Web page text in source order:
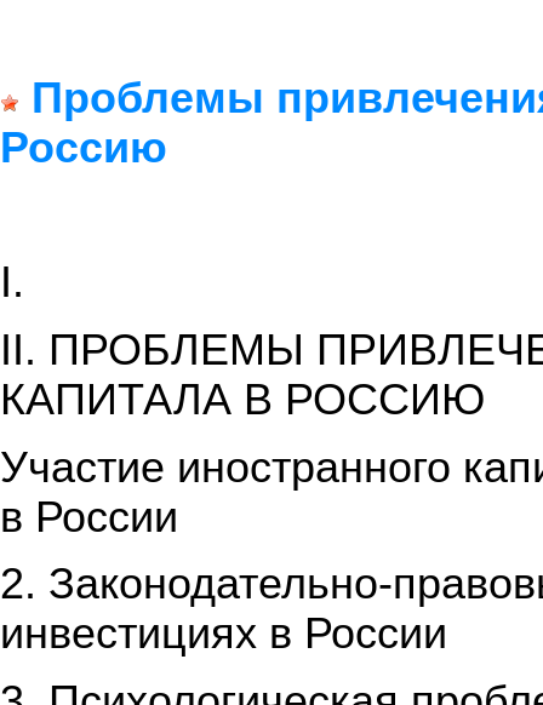
Проблемы
Россию
I.
II. ПРОБЛЕМЫ
КАПИТАЛА В РОССИЮ
Участие иностранного
в России
2. Законодательно-
инвестициях в России